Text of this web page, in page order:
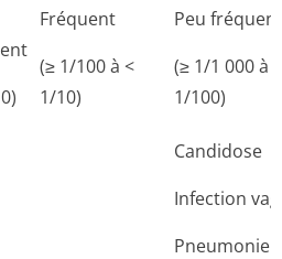
Fréquent
(≥ 1/100 à <
1/10)
Peu fréquent
(≥ 1/1 000 à <
1/100)
Candidose
Infection
Pneumonie